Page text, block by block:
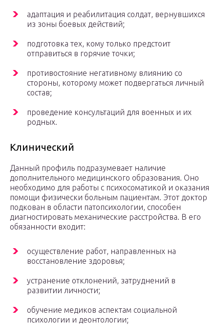
адаптация и реабилитация солдат, вернувшихся
из зоны боевых действий;
подготовка тех, кому только предстоит
отправиться в горячие точки;
противостояние негативному влиянию со
стороны, которому может подвергаться личный
состав;
проведение консультаций для военных и их
родных.
Клинический
Данный профиль подразумевает наличие
дополнительного медицинского образования. Оно
необходимо для работы с психосоматикой и оказания
помощи физически больным пациентам. Этот доктор
подкован в области патопсихологии, способен
диагностировать механические расстройства. В его
обязанности входит:
осуществление работ, направленных на
восстановление здоровья;
устранение отклонений, затруднений в
развитии личности;
обучение медиков аспектам социальной
психологии и деонтологии;